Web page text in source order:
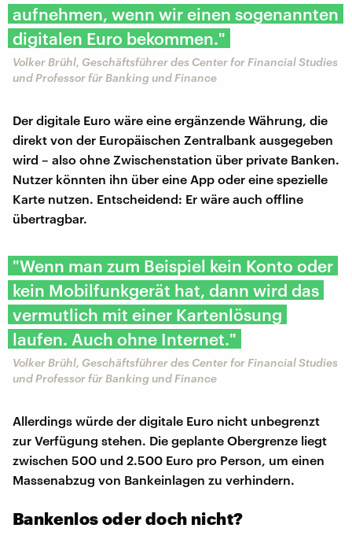
aufnehmen, wenn wir einen sogenannten
digitalen Euro bekommen."
Volker Brühl, Geschäftsführer des Center for Financial Studies
und Professor für Banking und Finance
Der digitale Euro wäre eine ergänzende Währung, die
direkt von der Europäischen Zentralbank ausgegeben
wird – also ohne Zwischenstation über private Banken.
Nutzer könnten ihn über eine App oder eine spezielle
Karte nutzen. Entscheidend: Er wäre auch offline
übertragbar.
"Wenn man zum Beispiel kein Konto oder
kein Mobilfunkgerät hat, dann wird das
vermutlich mit einer Kartenlösung
laufen. Auch ohne Internet."
Volker Brühl, Geschäftsführer des Center for Financial Studies
und Professor für Banking und Finance
Allerdings würde der digitale Euro nicht unbegrenzt
zur Verfügung stehen. Die geplante Obergrenze liegt
zwischen 500 und 2.500 Euro pro Person, um einen
Massenabzug von Bankeinlagen zu verhindern.
Bankenlos oder doch nicht?